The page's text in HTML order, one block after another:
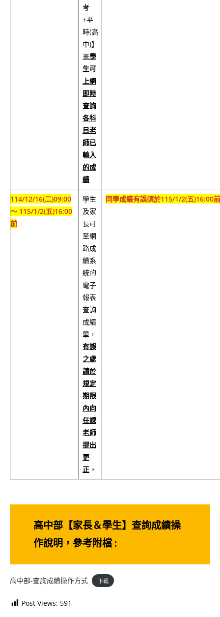
考
+平
時(高
中)】
※學
生可
上網
即時
查詢
各科
目老
師已
輸入
的成
績
114/12/16(二)09:00
～ 115/1/2(五)16:00
前
學生
及家
長可
至網
路成
績系
統的
電子
報表
查詢
成績
單，
有誤
之處
請於
規定
期限
內向
任課
老師
提出
更
正 。
同學成績有誤須於115/1/2(五)16:00
高中部【家長＆學生】查詢成績操
作說明，參考附檔 :
高中部-查詢成績操作方式 下載
Post Views: 591